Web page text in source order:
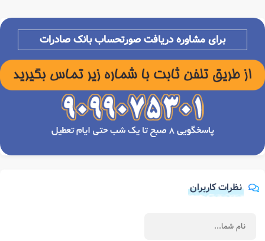
برای مشاوره دریافت صورتحساب بانک صادرات
نظرات کاربران